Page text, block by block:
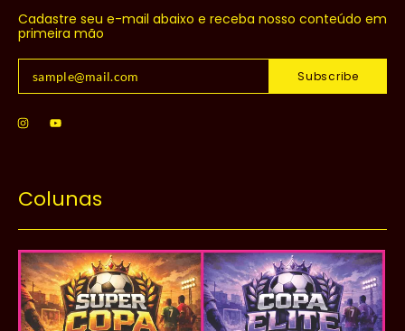
Cadastre seu e-mail abaixo e receba nosso conteúdo em
primeira mão
Subscribe
Colunas